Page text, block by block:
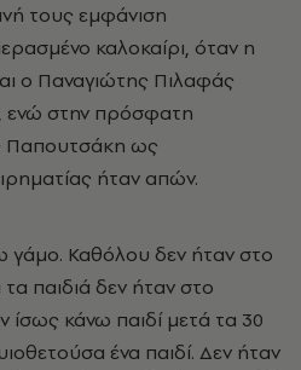
τους εμφάνιση
καλοκαίρι, όταν η
ο Παναγιώτης Πιλαφάς
ενώ στην πρόσφατη
Παπουτσάκη ως
ήταν απών.
γάμο. Καθόλου δεν ήταν στο
παιδιά δεν ήταν στο
κάνω παιδί μετά τα 30
ένα παιδί. Δεν ήταν